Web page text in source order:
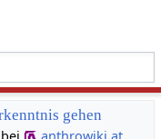
gehen